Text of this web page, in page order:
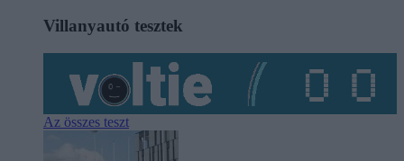
Villanyautó tesztek
Az összes teszt